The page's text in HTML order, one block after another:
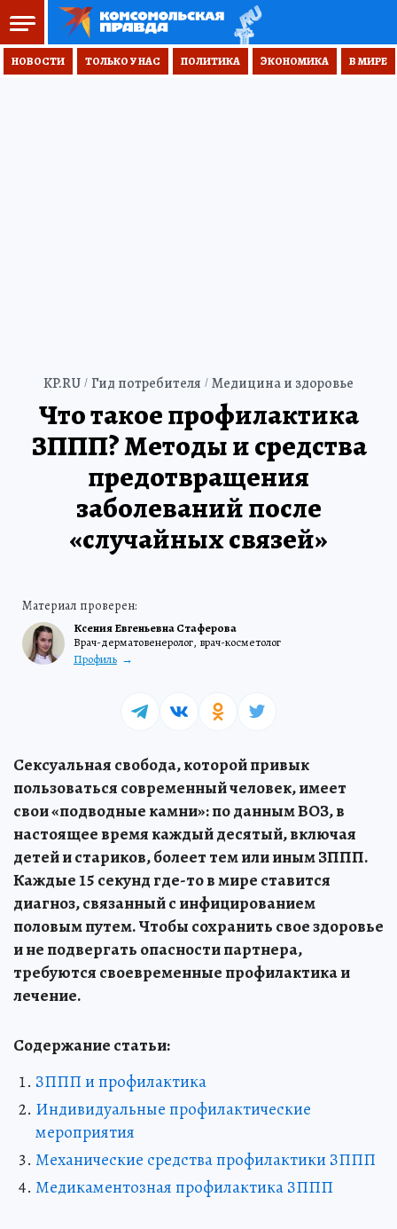
НОВОСТИ ТОЛЬКО У НАС ПОЛИТИКА ЭКОНОМИКА В МИРЕ
KP.RU Гид потребителя Медицина и здоровье
Ксения Евгеньевна Стаферова
Врач-дерматовенеролог, врач-косметолог
Профиль
Что такое профилактика
ЗППП? Методы и средства
предотвращения
заболеваний после
«случайных связей»
Сексуальная свобода, которой привык
пользоваться современный человек, имеет
свои «подводные камни»: по данным ВОЗ, в
настоящее время каждый десятый, включая
детей и стариков, болеет тем или иным ЗППП.
Каждые 15 секунд где-то в мире ставится
диагноз, связанный с инфицированием
половым путем. Чтобы сохранить свое здоровье
и не подвергать опасности партнера,
требуются своевременные профилактика и
лечение.
Содержание статьи:
ЗППП и профилактика
Индивидуальные профилактические
мероприятия
Механические средства профилактики ЗППП
Медикаментозная профилактика ЗППП